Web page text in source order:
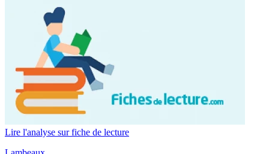
Lire l'analyse sur fiche de lecture